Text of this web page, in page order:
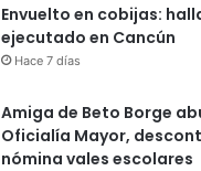
Envuelto en cobijas:
ejecutado en Cancún
Hace 7 días
Amiga de Beto Borge
Oficialía Mayor,
nómina vales escolares